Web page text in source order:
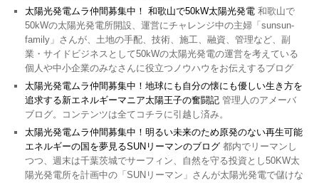
太陽光発電ムラ仲間募集中！ 和歌山で50kW太陽光発電 和歌山で
50kWの太陽光発電所開設、運営にチャレンジ中の主婦「sunsun-
family」さんが、土地の手配、技術、施工、融資、管理など、副
業・サイドビジネスとして50kWの太陽光発電の運営を考えている
個人や中小企業のみなさんに役立つノウハウをお伝えするブログ
太陽光発電ムラ仲間募集中！地球にも自分の懐にも優しい生き方を
追求する新エネルギーマニア太陽王子の奮闘記 管理人のアメーバ
ブログ。コンテンツは全てコチラに引越し済み。
太陽光発電ムラ仲間募集中！明るい未来のため原発のない再生可能
エネルギーの国を夢見るSUNリーマンのブログ 都内でリーマンし
つつ、週末は千葉茨城でサーフィン、自然を守る投資とし50KW太
陽光発電所を計画中の「SUNリーマン」さんが太陽光発電で儲けな